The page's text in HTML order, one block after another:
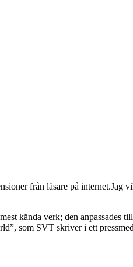
från läsare på internet.Jag
kända verk; den
som SVT skriver i ett